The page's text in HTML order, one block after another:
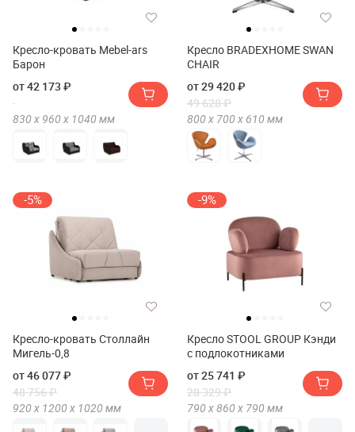
Кресло-кровать Mebel-ars
Барон
от 42 173 ₽
830 х 960 х 1040 мм
Кресло BRADEXHOME SWAN
CHAIR
от 29 420 ₽
49 628 ₽
800 х 700 х 610 мм
-5%
Кресло-кровать Столлайн
Мигель-0,8
от 46 077 ₽
48 756 ₽
920 х 1200 х 1020 мм
-9%
Кресло STOOL GROUP Кэнди
с подлокотниками
от 25 741 ₽
28 329 ₽
790 х860 х 790 мм